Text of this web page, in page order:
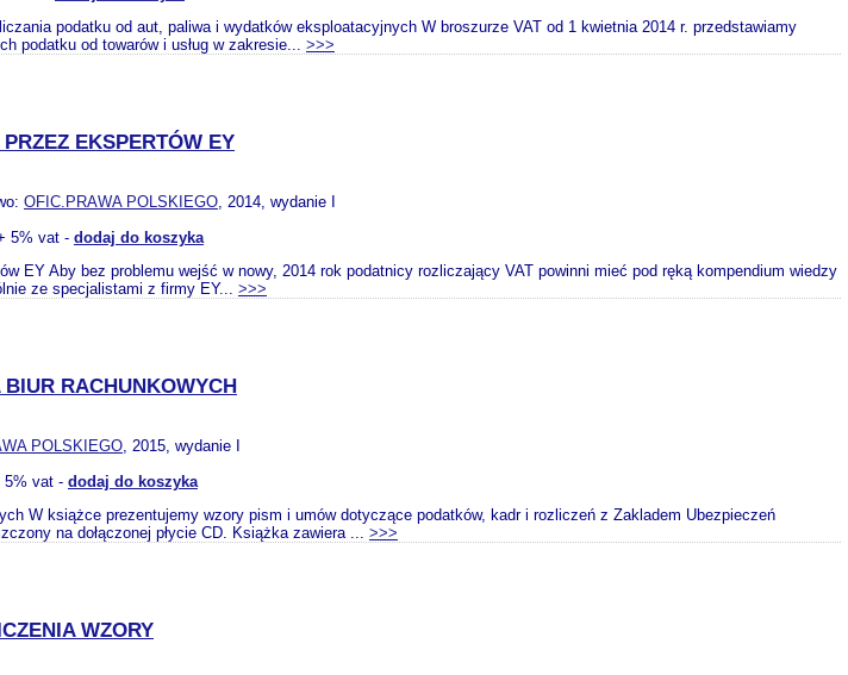
podatku od aut, paliwa i wydatków eksploatacyjnych W broszurze VAT od 1 kwietnia 2014 r. przedstawiamy
podatku od towarów i usług w zakresie... >>>
EKSPERTÓW EY
OFIC.PRAWA POLSKIEGO, 2014, wydanie I
5% vat - dodaj do koszyka
EY Aby bez problemu wejść w nowy, 2014 rok podatnicy rozliczający VAT powinni mieć pod ręką kompendium wiedzy
ze specjalistami z firmy EY... >>>
RACHUNKOWYCH
POLSKIEGO, 2015, wydanie I
5% vat - dodaj do koszyka
W książce prezentujemy wzory pism i umów dotyczące podatków, kadr i rozliczeń z Zakladem Ubezpieczeń
na dołączonej płycie CD. Książka zawiera ... >>>
WZORY